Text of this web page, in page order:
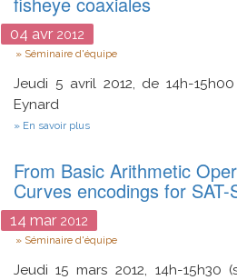
«
PERI
Consultants
04 avr2012
Type
Séminaire d'équipe
Jeudi 5 avril 2012, de 14h-
Eynard
En savoir plus
vision
stéréoscopique
à
caméras
coaxiales
From Basic Arithmetic
Curves encodings for SAT-
14 mar2012
Type
Séminaire d'équipe
Jeudi 15 mars 2012, 14h-15h30